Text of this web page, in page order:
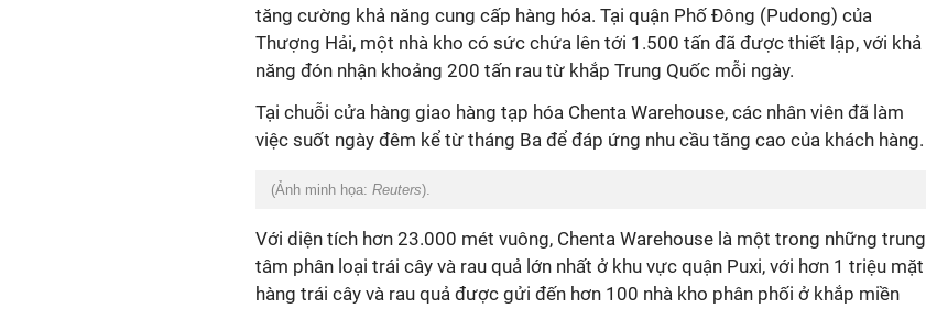
tăng cường khả năng cung cấp hàng hóa. Tại quận Phố Đông (Pudong) của
Thượng Hải, một nhà kho có sức chứa lên tới 1.500 tấn đã được thiết lập, với khả
năng đón nhận khoảng 200 tấn rau từ khắp Trung Quốc mỗi ngày.
Tại chuỗi cửa hàng giao hàng tạp hóa Chenta Warehouse, các nhân viên đã làm
việc suốt ngày đêm kể từ tháng Ba để đáp ứng nhu cầu tăng cao của khách hàng.
(Ảnh minh họa: Reuters).
Với diện tích hơn 23.000 mét vuông, Chenta Warehouse là một trong những trung
tâm phân loại trái cây và rau quả lớn nhất ở khu vực quận Puxi, với hơn 1 triệu mặt
hàng trái cây và rau quả được gửi đến hơn 100 nhà kho phân phối ở khắp miền